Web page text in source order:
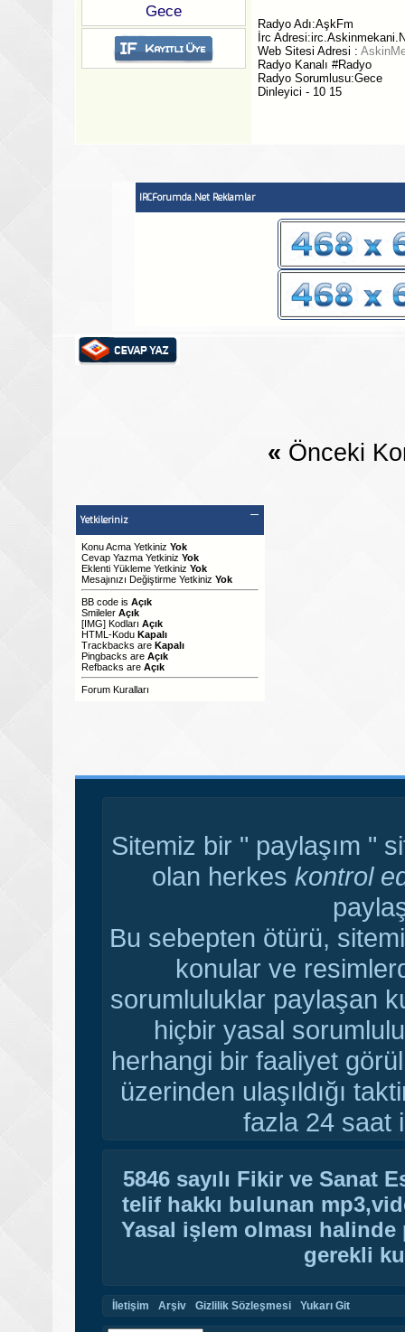
Gece
Radyo Adı:AşkFm
İrc
Web Sitesi Adresi :
Radyo Kanalı #Radyo
Radyo Sorumlusu:Gece
Dinleyici - 10 15
IRCForumda.Net Reklamlar
« Önceki
Yetkileriniz
Konu Acma Yetkiniz Yok
Cevap Yazma Yetkiniz Yok
Eklenti Yükleme Yetkiniz Yok
Mesajınızı Değiştirme Yetkiniz Yok
BB code is Açık
Smileler Açık
[IMG] Kodları Açık
HTML-Kodu Kapalı
Trackbacks are Kapalı
Pingbacks are Açık
Refbacks are Açık
Forum Kuralları
Sitemiz bir " paylaşım "
olan herkes kontrol
Bu sebepten ötürü,
konular ve
sorumluluklar paylaşan
hiçbir yasal
herhangi bir faaliyet
üzerinden ulaşıldığı
fazla 24 saat
5846 sayılı Fikir ve Sanat
telif hakkı bulunan
Yasal işlem olması
gerekli
İletişim Arşiv Gizlilik Sözleşmesi Yukarı Git